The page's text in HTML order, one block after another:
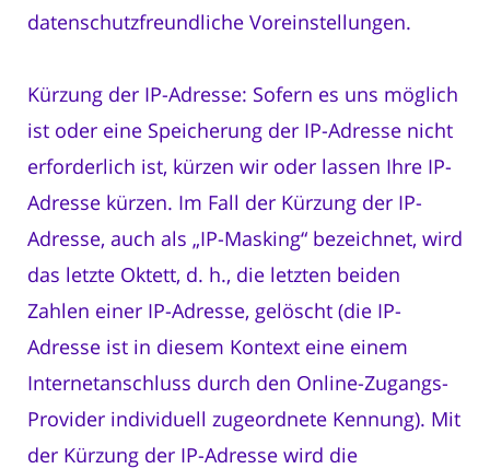
datenschutzfreundliche Voreinstellungen.
Kürzung der IP-Adresse: Sofern es uns möglich
ist oder eine Speicherung der IP-Adresse nicht
erforderlich ist, kürzen wir oder lassen Ihre IP-
Adresse kürzen. Im Fall der Kürzung der IP-
Adresse, auch als „IP-Masking“ bezeichnet, wird
das letzte Oktett, d. h., die letzten beiden
Zahlen einer IP-Adresse, gelöscht (die IP-
Adresse ist in diesem Kontext eine einem
Internetanschluss durch den Online-Zugangs-
Provider individuell zugeordnete Kennung). Mit
der Kürzung der IP-Adresse wird die